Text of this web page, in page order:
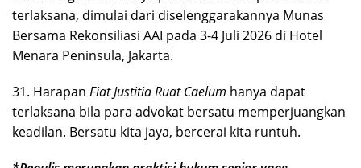
terlaksana, dimulai dari diselenggarakannya Munas
Bersama Rekonsiliasi AAI pada 3-4 Juli 2026 di Hotel
Menara Peninsula, Jakarta.
31. Harapan Fiat Justitia Ruat Caelum hanya dapat
terlaksana bila para advokat bersatu memperjuangkan
keadilan. Bersatu kita jaya, bercerai kita runtuh.